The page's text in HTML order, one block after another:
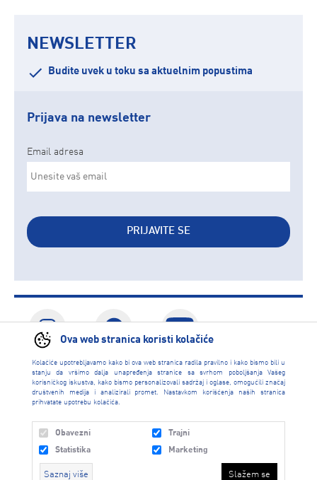
Ova web stranica koristi kolačiće
Kolačiće upotrebljavamo kako bi ova web stranica radila pravilno i kako bismo bili u
stanju da vršimo dalja unapređenja stranice sa svrhom poboljšanja Vašeg
korisničkog iskustva, kako bismo personalizovali sadržaj i oglase, omogućili značaj
društvenih medija i analizirali promet. Nastavkom korišćenja naših stranica
prihvatate upotrebu kolačića.
Obavezni
Trajni
Statistika
Marketing
Saznaj više Slažem se
NEWSLETTER
Budite uvek u toku sa aktuelnim popustima
Prijava na newsletter
Email adresa
PRIJAVITE SE
CALL CENTAR
INFORMACIJE